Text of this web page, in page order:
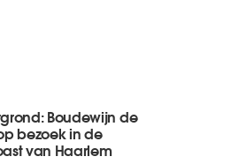
Boudewijn de
bezoek in de
van Haarlem